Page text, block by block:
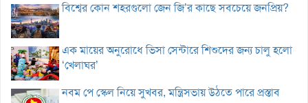
বিশ্বের কোন শহরগুলো জেন জি’র কাছে সবচেয়ে জনপ্রিয়?
এক মায়ের অনুরোধে ভিসা সেন্টারে শিশুদের জন্য চালু হলো
‘খেলাঘর’
নবম পে স্কেল নিয়ে সুখবর, মন্ত্রিসভায় উঠতে পারে প্রস্তাব